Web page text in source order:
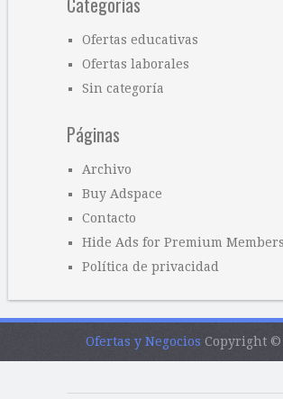
Ofertas educativas
Ofertas laborales
Sin categoría
Páginas
Archivo
Buy Adspace
Contacto
Hide Ads for Premium Members
Política de privacidad
Ofertas y Negocios Copyright ©